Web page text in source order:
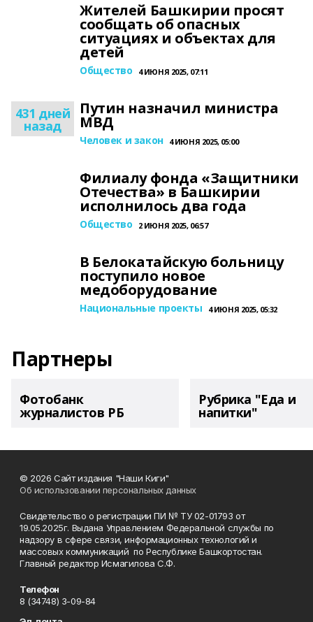
Жителей Башкирии просят
сообщать об опасных
ситуациях и объектах для
детей
Общество 4 ИЮНЯ 2025, 07:11
431 дней
назад
Путин назначил министра
МВД
Человек и закон 4 ИЮНЯ 2025, 05:00
Филиалу фонда «Защитники
Отечества» в Башкирии
исполнилось два года
Общество 2 ИЮНЯ 2025, 06:57
В Белокатайскую больницу
поступило новое
медоборудование
Национальные проекты 4 ИЮНЯ 2025, 05:32
Партнеры
Фотобанк
журналистов РБ
Рубрика "Еда и
напитки"
© 2026 Сайт издания "Наши Киги"
Об использовании персональных данных
Свидетельство о регистрации ПИ № ТУ 02-01793 от
19.05.2025г. Выдана Управлением Федеральной службы по
надзору в сфере связи, информационных технологий и
массовых коммуникаций по Республике Башкортостан.
Главный редактор Исмагилова С.Ф.
Телефон
8 (34748) 3-09-84